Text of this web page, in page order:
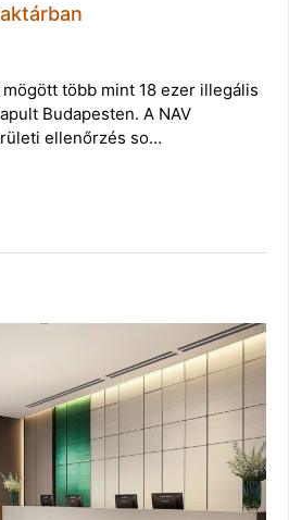
több mint 18 ezer illegális
Budapesten. A NAV
ellenőrzés so…